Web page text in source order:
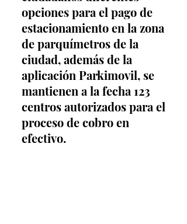
opciones para el pago de
estacionamiento en la zona
de parquímetros de la
ciudad, además de la
aplicación Parkimovil, se
mantienen a la fecha 123
centros autorizados para el
proceso de cobro en
efectivo.